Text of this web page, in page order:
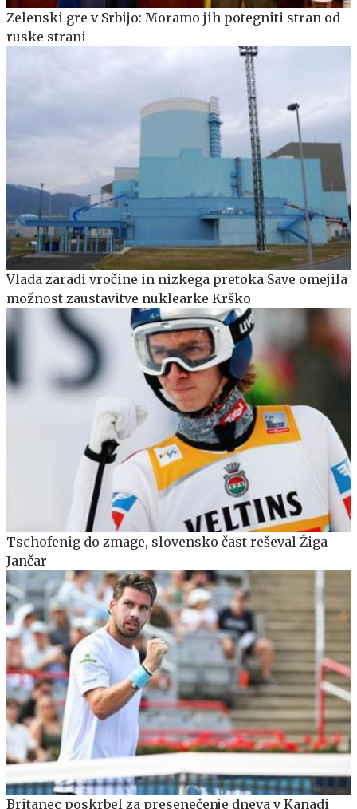
Zelenski gre v Srbijo: Moramo jih potegniti stran od
ruske strani
Vlada zaradi vročine in nizkega pretoka Save omejila
možnost zaustavitve nuklearke Krško
Tschofenig do zmage, slovensko čast reševal Žiga
Jančar
Britanec poskrbel za presenečenje dneva v Kanadi